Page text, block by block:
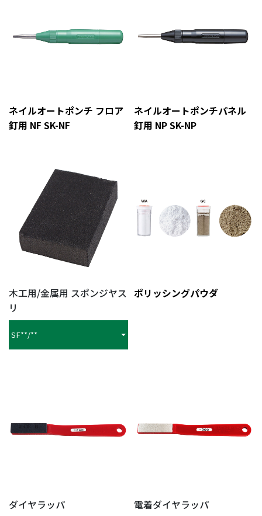
ネイルオートポンチ フロア
釘用 NF SK-NF
ネイルオートポンチパネル
釘用 NP SK-NP
木工用/金属用 スポンジヤス
リ
SF**/**
ポリッシングパウダ
ダイヤラッパ 電着ダイヤラッパ